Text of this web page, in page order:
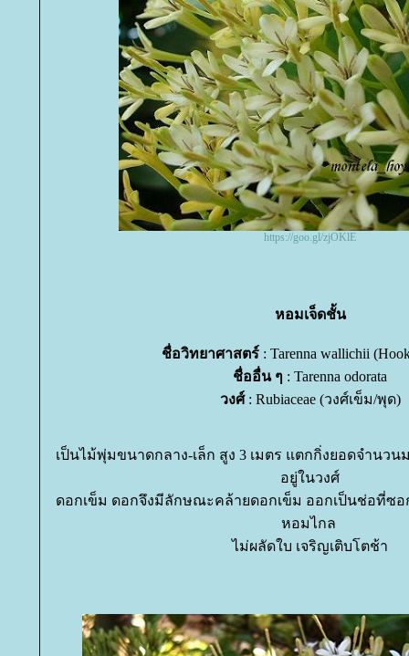
https://goo.gl/zjOKlE
หอมเจ็ดชั้น
ชื่อวิทยาศาสตร์ : Tarenna wallichii
ชื่ออื่น ๆ : Tarenna odorata
วงศ์ : Rubiaceae (วงศ์เข็ม/พุด)
เป็นไม้พุ่มขนาดกลาง-เล็ก สูง 3 เมตร แตกกิ่งยอดจำนวน
อยู่ในวงศ์
ดอกเข็ม ดอกจึงมีลักษณะคล้ายดอกเข็ม ออกเป็นช่อที่ซอ
หอมไกล
ไม่ผลัดใบ เจริญเติบโตช้า